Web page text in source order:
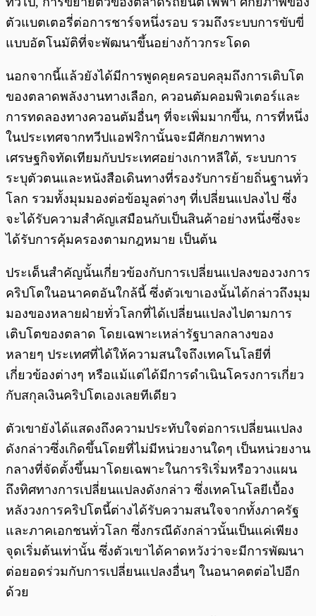
ตัวแบตเตอรี่ต่อการชาร์จหนึ่งรอบ รวมถึงระบบการขับขี่
แบบอัตโนมัติที่จะพัฒนาขึ้นอย่างก้าวกระโดด
นอกจากนี้แล้วยังได้มีการพูดคุยครอบคลุมถึงการเติบโต
ของตลาดพลังงานทางเลือก, ควอนตัมคอมพิวเตอร์และ
การทดลองทางควอนตัมอื่นๆ ที่จะเพิ่มมากขึ้น, การที่หนึ่ง
ในประเทศจากทวีปแอฟริกานั้นจะมีศักยภาพทาง
เศรษฐกิจทัดเทียมกับประเทศอย่างเกาหลีใต้, ระบบการ
ระบุตัวตนและหนังสือเดินทางที่รองรับการย้ายถิ่นฐานทั่ว
โลก รวมทั้งมุมมองต่อข้อมูลต่างๆ ที่เปลี่ยนแปลงไป ซึ่ง
จะได้รับความสำคัญเสมือนกับเป็นสินค้าอย่างหนึ่งซึ่งจะ
ได้รับการคุ้มครองตามกฎหมาย เป็นต้น
ประเด็นสำคัญนั้นเกี่ยวข้องกับการเปลี่ยนแปลงของวงการ
คริปโตในอนาคตอันใกล้นี้ ซึ่งตัวเขาเองนั้นได้กล่าวถึงมุม
มองของหลายฝ่ายทั่วโลกที่ได้เปลี่ยนแปลงไปตามการ
เติบโตของตลาด โดยเฉพาะเหล่ารัฐบาลกลางของ
หลายๆ ประเทศที่ได้ให้ความสนใจถึงเทคโนโลยีที่
เกี่ยวข้องต่างๆ หรือแม้แต่ได้มีการดำเนินโครงการเกี่ยว
กับสกุลเงินคริปโตเองเลยทีเดียว
ตัวเขายังได้แสดงถึงความประทับใจต่อการเปลี่ยนแปลง
ดังกล่าวซึ่งเกิดขึ้นโดยที่ไม่มีหน่วยงานใดๆ เป็นหน่วยงาน
กลางที่จัดตั้งขึ้นมาโดยเฉพาะในการริเริ่มหรือวางแผน
ถึงทิศทางการเปลี่ยนแปลงดังกล่าว ซึ่งเทคโนโลยีเบื้อง
หลังวงการคริปโตนี้ต่างได้รับความสนใจจากทั้งภาครัฐ
และภาคเอกชนทั่วโลก ซึ่งกรณีดังกล่าวนั้นเป็นแค่เพียง
จุดเริ่มต้นเท่านั้น ซึ่งตัวเขาได้คาดหวังว่าจะมีการพัฒนา
ต่อยอดร่วมกับการเปลี่ยนแปลงอื่นๆ ในอนาคตต่อไปอีก
ด้วย